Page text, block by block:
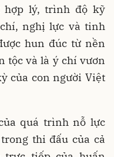
hợp lý, trình độ kỹ
nghị lực và tinh
hun đúc từ nền
tộc và là ý chí vươn
của con người Việt
quá trình nỗ lực
thi đấu của cả